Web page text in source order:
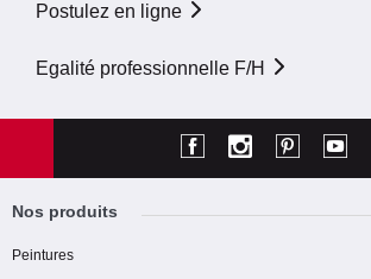
Postulez en ligne
Egalité professionnelle F/H
Nos produits
Peintures